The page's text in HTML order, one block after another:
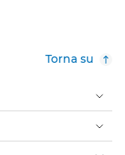
Torna su